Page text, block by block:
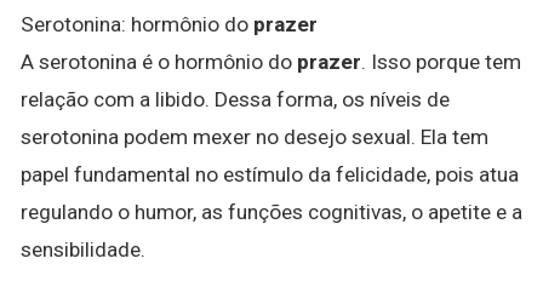
Serotonina: hormônio do prazer
A serotonina é o hormônio do prazer. Isso porque tem
relação com a libido. Dessa forma, os níveis de
serotonina podem mexer no desejo sexual. Ela tem
papel fundamental no estímulo da felicidade, pois atua
regulando o humor, as funções cognitivas, o apetite e a
sensibilidade.